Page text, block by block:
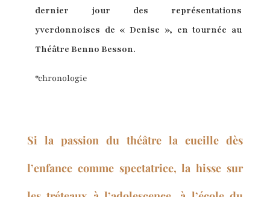
dernier jour des représentations
yverdonnoises de « Denise », en tournée au
Théâtre Benno Besson.
*chronologie
Si la passion du théâtre la cueille dès
l’enfance comme spectatrice, la hisse sur